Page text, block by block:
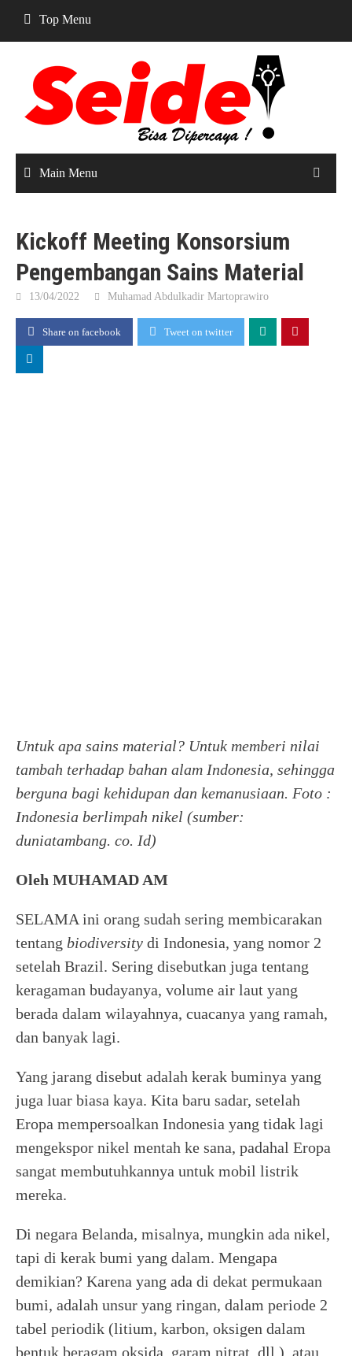
content
Top Menu
Main Menu
Kickoff Meeting Konsorsium
Pengembangan Sains Material
13/04/2022 Muhamad Abdulkadir Martoprawiro
Share on facebook Tweet on twitter
Untuk apa sains material? Untuk memberi nilai
tambah terhadap bahan alam Indonesia, sehingga
berguna bagi kehidupan dan kemanusiaan. Foto :
Indonesia berlimpah nikel (sumber:
duniatambang. co. Id)
Oleh MUHAMAD AM
SELAMA ini orang sudah sering membicarakan
tentang biodiversity di Indonesia, yang nomor 2
setelah Brazil. Sering disebutkan juga tentang
keragaman budayanya, volume air laut yang
berada dalam wilayahnya, cuacanya yang ramah,
dan banyak lagi.
Yang jarang disebut adalah kerak buminya yang
juga luar biasa kaya. Kita baru sadar, setelah
Eropa mempersoalkan Indonesia yang tidak lagi
mengekspor nikel mentah ke sana, padahal Eropa
sangat membutuhkannya untuk mobil listrik
mereka.
Di negara Belanda, misalnya, mungkin ada nikel,
tapi di kerak bumi yang dalam. Mengapa
demikian? Karena yang ada di dekat permukaan
bumi, adalah unsur yang ringan, dalam periode 2
tabel periodik (litium, karbon, oksigen dalam
bentuk beragam oksida, garam nitrat, dll.), atau